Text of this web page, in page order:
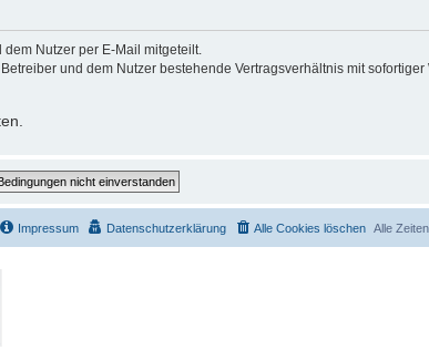
Nutzer per E-Mail mitgeteilt.
und dem Nutzer bestehende Vertragsverhältnis mit sofortiger
Alle
Alle Cookies löschen
Datenschutzerklärung
Impressum